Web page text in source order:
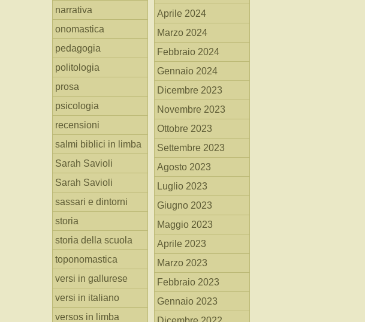
narrativa
onomastica
pedagogia
politologia
prosa
psicologia
recensioni
salmi biblici in limba
Sarah Savioli
Sarah Savioli
sassari e dintorni
storia
storia della scuola
toponomastica
versi in gallurese
versi in italiano
versos in limba
Aprile 2024
Marzo 2024
Febbraio 2024
Gennaio 2024
Dicembre 2023
Novembre 2023
Ottobre 2023
Settembre 2023
Agosto 2023
Luglio 2023
Giugno 2023
Maggio 2023
Aprile 2023
Marzo 2023
Febbraio 2023
Gennaio 2023